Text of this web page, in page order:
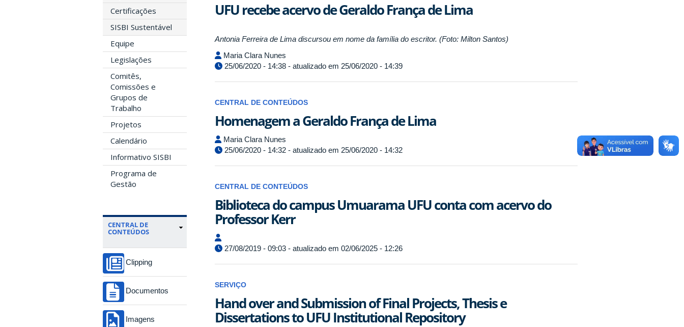
Certificações
SISBI Sustentável
Equipe
Legislações
Comitês,
Comissões e
Grupos de
Trabalho
Projetos
Calendário
Informativo SISBI
Programa de
Gestão
CENTRAL DE
CONTEÚDOS
Clipping
Documentos
Imagens
UFU recebe acervo de Geraldo França de Lima
Antonia Ferreira de Lima discursou em nome da família do escritor. (Foto: Milton Santos)
Maria Clara Nunes
25/06/2020 - 14:38 - atualizado em 25/06/2020 - 14:39
CENTRAL DE CONTEÚDOS
Homenagem a Geraldo França de Lima
Maria Clara Nunes
25/06/2020 - 14:32 - atualizado em 25/06/2020 - 14:32
CENTRAL DE CONTEÚDOS
Biblioteca do campus Umuarama UFU conta com acervo do
Professor Kerr
27/08/2019 - 09:03 - atualizado em 02/06/2025 - 12:26
SERVIÇO
Hand over and Submission of Final Projects, Thesis e
Dissertations to UFU Institutional Repository